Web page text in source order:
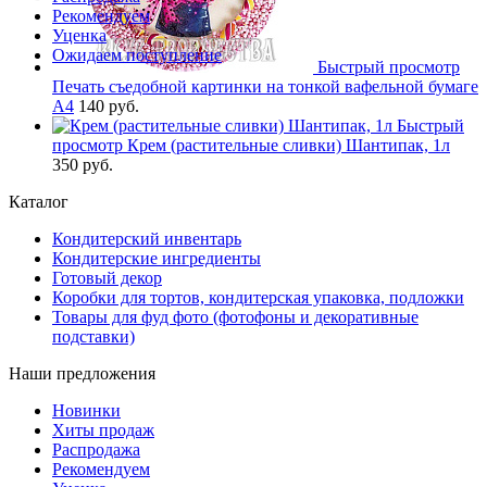
Рекомендуем
Уценка
Ожидаем поступление
Быстрый просмотр
Печать съедобной картинки на тонкой вафельной бумаге
А4 140 руб.
Быстрый
просмотр Крем (растительные сливки) Шантипак, 1л
350 руб.
Каталог
Кондитерский инвентарь
Кондитерские ингредиенты
Готовый декор
Коробки для тортов, кондитерская упаковка, подложки
Товары для фуд фото (фотофоны и декоративные
подставки)
Наши предложения
Новинки
Хиты продаж
Распродажа
Рекомендуем